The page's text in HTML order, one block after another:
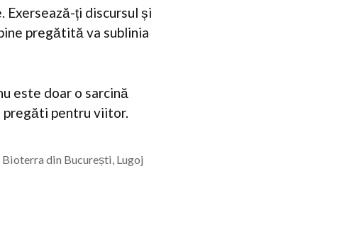
ți discursul și
pregătită va sublinia
este doar o sarcină
pregăti pentru viitor.
din București, Lugoj